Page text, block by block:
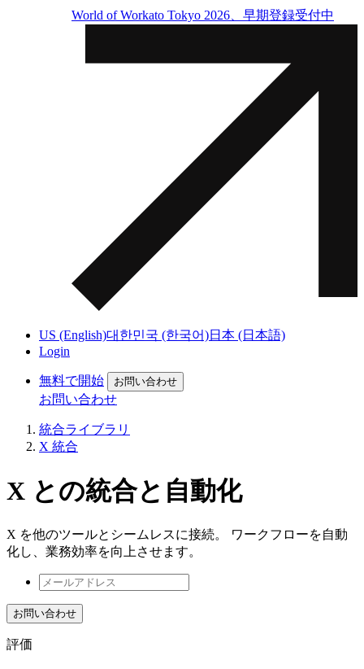
World of Workato Tokyo 2026、早期登録受付中
US (English)대한민국 (한국어)日本 (日本語)
Login
無料で開始 お問い合わせ
お問い合わせ
統合ライブラリ
X 統合
X との統合と自動化
X を他のツールとシームレスに接続。 ワークフローを自動
化し、業務効率を向上させます。
お問い合わせ
評価